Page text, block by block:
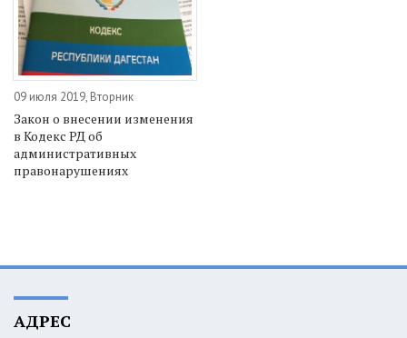
09 июля 2019, Вторник
Закон о внесении изменения
в Кодекс РД об
административных
правонарушениях
АДРЕС